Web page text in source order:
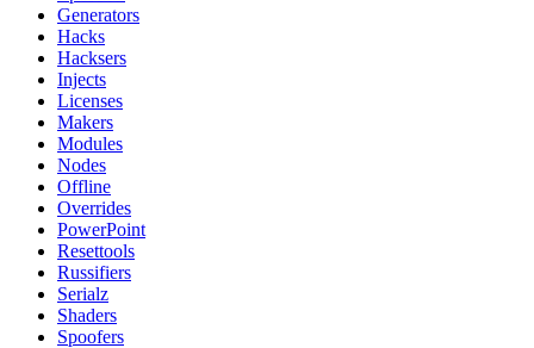
Generators
Hacks
Hacksers
Injects
Licenses
Makers
Modules
Nodes
Offline
Overrides
PowerPoint
Resettools
Russifiers
Serialz
Shaders
Spoofers